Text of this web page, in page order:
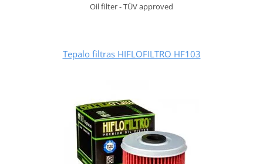
Oil filter - TÜV approved
Tepalo filtras HIFLOFILTRO HF103